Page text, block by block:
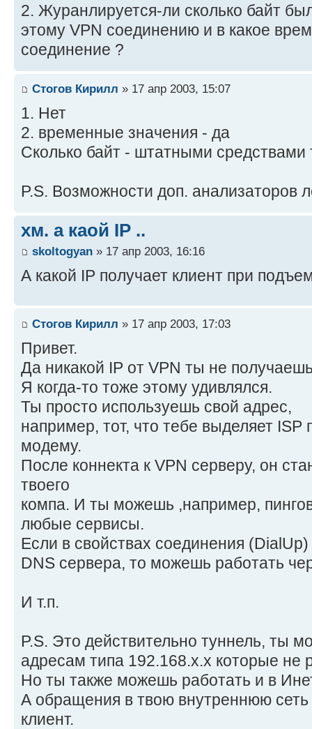
2. Журанлируется-ли сколько байт
этому VPN соединению и в какое
соединение ?
Стогов Кирилл » 17 апр 2003, 15:07
1. Нет
2. временные значения - да
Сколько байт - штатными средствами
P.S. Возможности доп. анализаторов
хм. а каой IP ..
skoltogyan » 17 апр 2003, 16:16
А какой IP получает клиент при
Стогов Кирилл » 17 апр 2003, 17:03
Привет.
Да никакой IP от VPN ты не
Я когда-то тоже этому удивлялся.
Ты просто используешь свой адрес,
например, тот, что тебе выделяет ISP
модему.
После коннекта к VPN серверу, он
твоего
компа. И ты можешь ,например,
любые сервисы.
Если в свойствах соединения
DNS сервера, то можешь работать
И т.п.
P.S. Это действительно туннель, ты
адресам типа 192.168.х.х которые не
Но ты также можешь работать и в
А обращения в твою внутреннюю сеть
клиент.